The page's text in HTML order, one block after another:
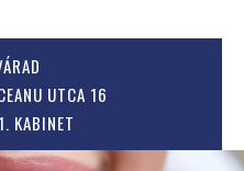
UTCA 16
KABINET